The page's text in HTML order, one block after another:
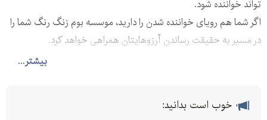
بیشتر...
تواند خواننده شود.
اگر شما هم رویای خواننده شدن را دارید، موسسه بوم زنگ رنگ شما را
در مسیر به حقیقت رساندن آرزوهایتان همراهی خواهد کرد.
سبک پاپ، سبکی محبوب به خصوص در میان جوانان به شمار می آید.
یک جلسه تست صدا و مشاوره رایگان سبک مناسب صدایتان را پیدا
خوب است بدانید: